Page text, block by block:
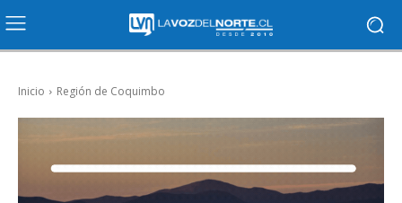
Inicio Región de Coquimbo